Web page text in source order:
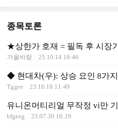
종목토론
★상한가 호재 = 필독 후 시장
가을바람 25.10.14 18:46
◆ 현대차(우): 상승 요인 8가
Tggee 23.10.18 11:49
유니온머티리얼 무작정 vi만
bfgeeg 23.07.30 16:29